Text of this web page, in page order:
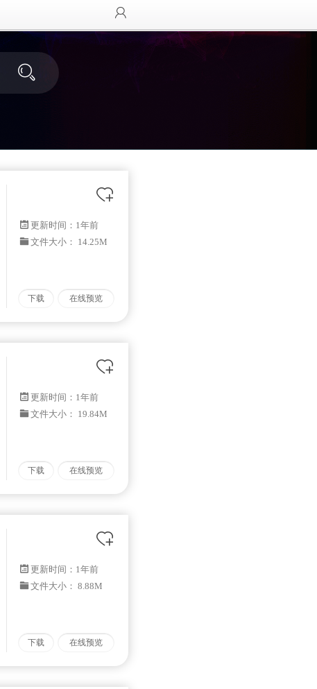
更新时间： 1年前
文件大小： 14.25M
下载 在线预览
更新时间： 1年前
文件大小： 19.84M
下载 在线预览
更新时间： 1年前
文件大小： 8.88M
下载 在线预览